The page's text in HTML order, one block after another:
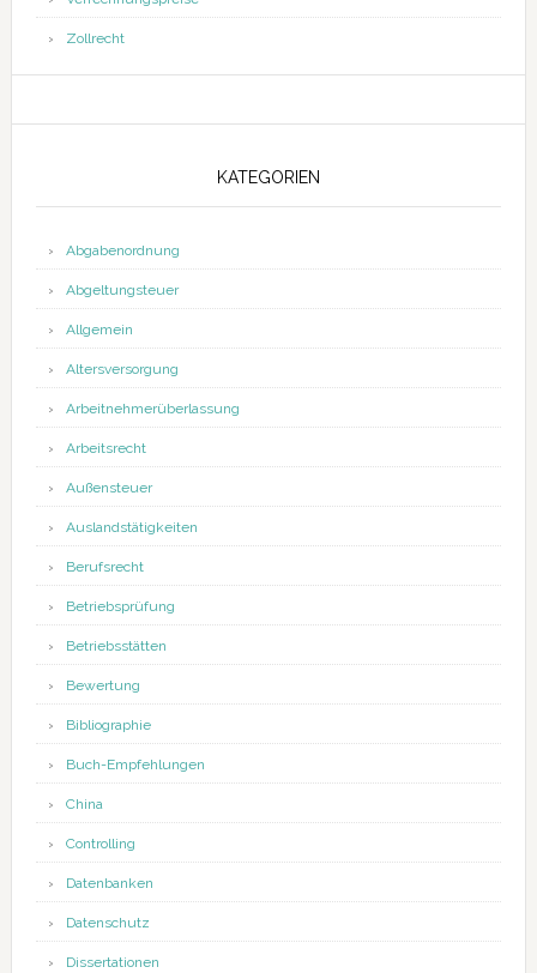
Zollrecht
KATEGORIEN
Abgabenordnung
Abgeltungsteuer
Allgemein
Altersversorgung
Arbeitnehmerüberlassung
Arbeitsrecht
Außensteuer
Auslandstätigkeiten
Berufsrecht
Betriebsprüfung
Betriebsstätten
Bewertung
Bibliographie
Buch-Empfehlungen
China
Controlling
Datenbanken
Datenschutz
Dissertationen